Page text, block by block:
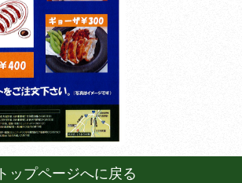
トップページへに戻る